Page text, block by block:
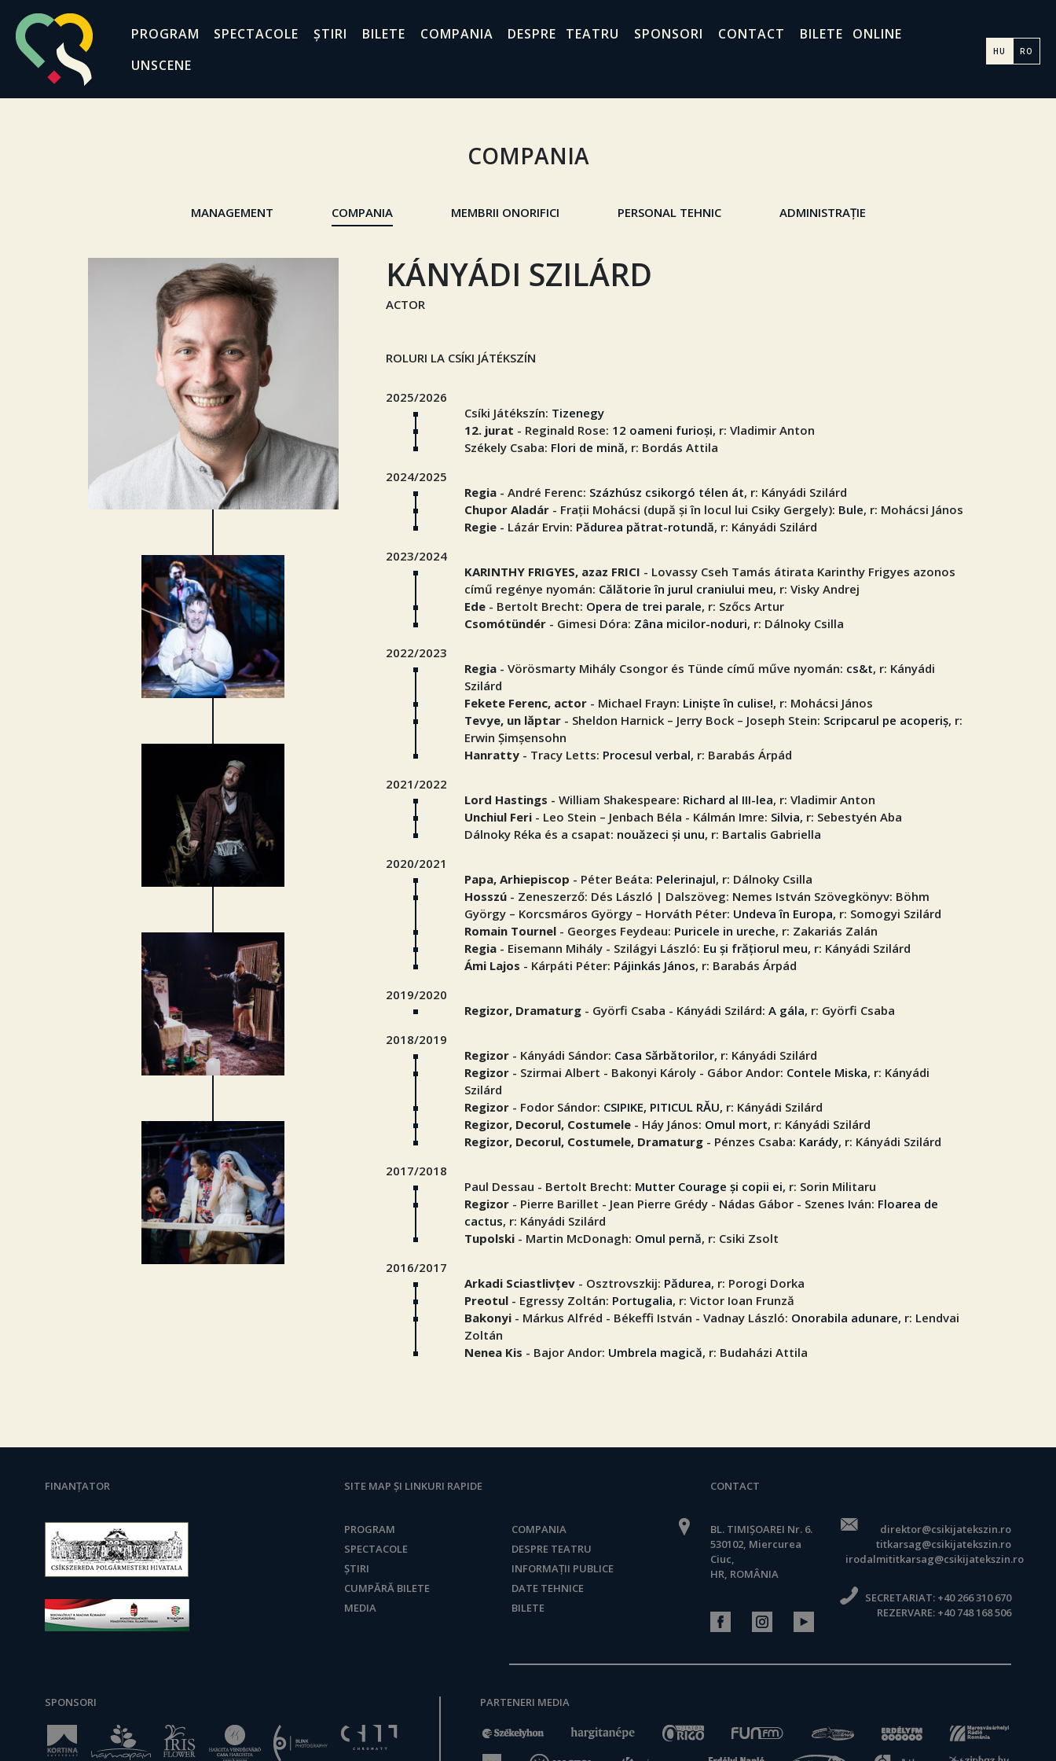
PROGRAM SPECTACOLE ȘTIRI BILETE COMPANIA DESPRE TEATRU SPONSORI CONTACT
BILETE ONLINE
UNSCENE
HU RO
COMPANIA
MANAGEMENT COMPANIA MEMBRII ONORIFICI PERSONAL TEHNIC ADMINISTRAȚIE
KÁNYÁDI SZILÁRD
ACTOR
ROLURI LA CSÍKI JÁTÉKSZÍN
2025/2026
Csíki Játékszín: Tizenegy
12. jurat - Reginald Rose: 12 oameni furioși, r: Vladimir Anton
Székely Csaba: Flori de mină, r: Bordás Attila
2024/2025
Regia - André Ferenc: Százhúsz csikorgó télen át, r: Kányádi Szilárd
Chupor Aladár - Frații Mohácsi (după și în locul lui Csiky Gergely): Bule, r: Mohácsi János
Regie - Lázár Ervin: Pădurea pătrat-rotundă, r: Kányádi Szilárd
2023/2024
KARINTHY FRIGYES, azaz FRICI - Lovassy Cseh Tamás átirata Karinthy Frigyes azonos
című regénye nyomán: Călătorie în jurul craniului meu, r: Visky Andrej
Ede - Bertolt Brecht: Opera de trei parale, r: Szőcs Artur
Csomótündér - Gimesi Dóra: Zâna micilor-noduri, r: Dálnoky Csilla
2022/2023
Regia - Vörösmarty Mihály Csongor és Tünde című műve nyomán: cs&t, r: Kányádi
Szilárd
Fekete Ferenc, actor - Michael Frayn: Liniște în culise!, r: Mohácsi János
Tevye, un lăptar - Sheldon Harnick – Jerry Bock – Joseph Stein: Scripcarul pe acoperiș, r:
Erwin Șimșensohn
Hanratty - Tracy Letts: Procesul verbal, r: Barabás Árpád
2021/2022
Lord Hastings - William Shakespeare: Richard al III-lea, r: Vladimir Anton
Unchiul Feri - Leo Stein – Jenbach Béla - Kálmán Imre: Silvia, r: Sebestyén Aba
Dálnoky Réka és a csapat: nouăzeci și unu, r: Bartalis Gabriella
2020/2021
Papa, Arhiepiscop - Péter Beáta: Pelerinajul, r: Dálnoky Csilla
Hosszú - Zeneszerző: Dés László | Dalszöveg: Nemes István Szövegkönyv: Böhm
György – Korcsmáros György – Horváth Péter: Undeva în Europa, r: Somogyi Szilárd
Romain Tournel - Georges Feydeau: Puricele in ureche, r: Zakariás Zalán
Regia - Eisemann Mihály - Szilágyi László: Eu și frățiorul meu, r: Kányádi Szilárd
Ámi Lajos - Kárpáti Péter: Pájinkás János, r: Barabás Árpád
2019/2020
Regizor, Dramaturg - Györfi Csaba - Kányádi Szilárd: A gála, r: Györfi Csaba
2018/2019
Regizor - Kányádi Sándor: Casa Sărbătorilor, r: Kányádi Szilárd
Regizor - Szirmai Albert - Bakonyi Károly - Gábor Andor: Contele Miska, r: Kányádi
Szilárd
Regizor - Fodor Sándor: CSIPIKE, PITICUL RĂU, r: Kányádi Szilárd
Regizor, Decorul, Costumele - Háy János: Omul mort, r: Kányádi Szilárd
Regizor, Decorul, Costumele, Dramaturg - Pénzes Csaba: Karády, r: Kányádi Szilárd
2017/2018
Paul Dessau - Bertolt Brecht: Mutter Courage și copii ei, r: Sorin Militaru
Regizor - Pierre Barillet - Jean Pierre Grédy - Nádas Gábor - Szenes Iván: Floarea de
cactus, r: Kányádi Szilárd
Tupolski - Martin McDonagh: Omul pernă, r: Csiki Zsolt
2016/2017
Arkadi Sciastlivţev - Osztrovszkij: Pădurea, r: Porogi Dorka
Preotul - Egressy Zoltán: Portugalia, r: Victor Ioan Frunză
Bakonyi - Márkus Alfréd - Békeffi István - Vadnay László: Onorabila adunare, r: Lendvai
Zoltán
Nenea Kis - Bajor Andor: Umbrela magică, r: Budaházi Attila
FINANȚATOR SITE MAP ȘI LINKURI RAPIDE
PROGRAM
SPECTACOLE
ȘTIRI
CUMPĂRĂ BILETE
MEDIA
COMPANIA
DESPRE TEATRU
INFORMAȚII PUBLICE
DATE TEHNICE
BILETE
CONTACT
BL. TIMIȘOAREI Nr. 6.
530102, Miercurea
Ciuc,
HR, ROMÂNIA
direktor@csikijatekszin.ro
titkarsag@csikijatekszin.ro
irodalmititkarsag@csikijatekszin.ro
SECRETARIAT: +40 266 310 670
REZERVARE: +40 748 168 506
SPONSORI PARTENERI MEDIA